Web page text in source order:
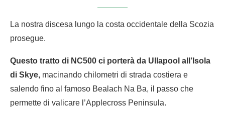
La nostra discesa lungo la costa occidentale della Scozia
prosegue.
Questo tratto di NC500 ci porterà da Ullapool all’Isola
di Skye, macinando chilometri di strada costiera e
salendo fino al famoso Bealach Na Ba, il passo che
permette di valicare l’Applecross Peninsula.